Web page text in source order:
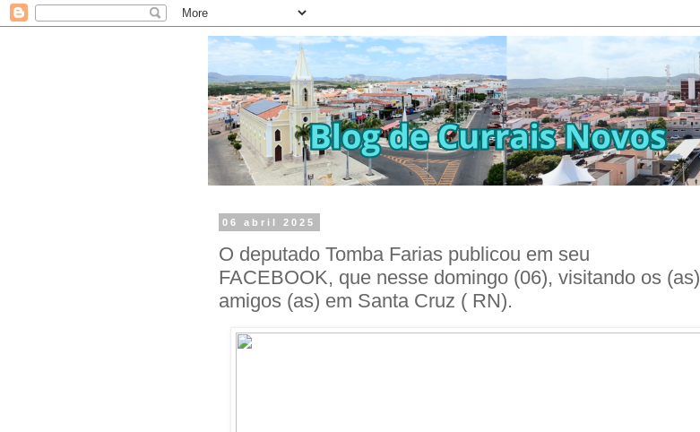
06 abril 2025
O deputado Tomba Farias publicou em seu
FACEBOOK, que nesse domingo (06), visitando os (as)
amigos (as) em Santa Cruz ( RN).